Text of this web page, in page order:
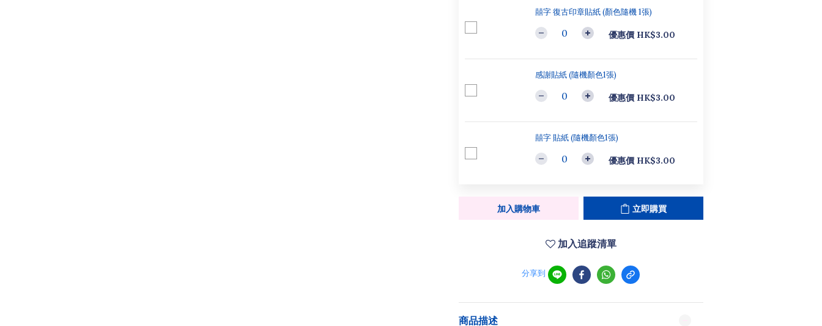
囍字 復古印章貼紙 (顏色隨機 1張)
優惠價 HK$3.00
感謝貼紙 (隨機顏色1張)
優惠價 HK$3.00
囍字 貼紙 (隨機顏色1張)
優惠價 HK$3.00
加入購物車 立即購買
加入追蹤清單
分享到
商品描述